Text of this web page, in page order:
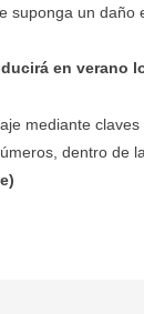
suponga un daño
en verano
mediante
dentro de